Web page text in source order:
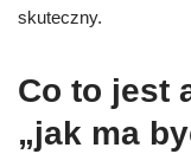
skuteczny.
Co to jest
„jak ma